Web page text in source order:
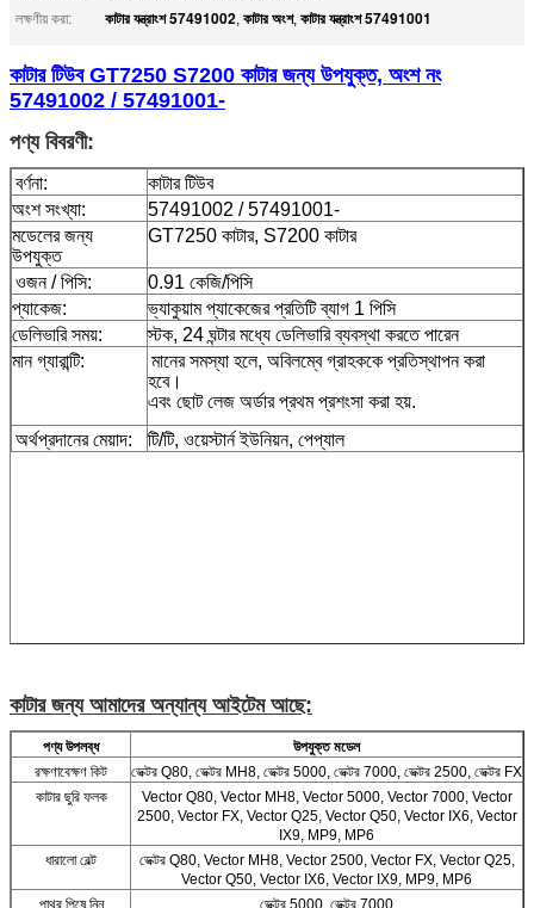
লক্ষণীয় করা:
কাটার যন্ত্রাংশ 57491002, কাটার অংশ, কাটার যন্ত্রাংশ 57491001
কাটার টিউব GT7250 S7200 কাটার জন্য উপযুক্ত, অংশ নং
57491002 / 57491001-
পণ্য বিবরণী:
বর্ণনা:
কাটার টিউব
অংশ সংখ্যা:
57491002 / 57491001-
মডেলের জন্য
উপযুক্ত
GT7250 কাটার, S7200 কাটার
ওজন / পিসি:
0.91 কেজি/পিসি
প্যাকেজ:
ভ্যাকুয়াম প্যাকেজের প্রতিটি ব্যাগ 1 পিসি
ডেলিভারি সময়:
স্টক, 24 ঘন্টার মধ্যে ডেলিভারি ব্যবস্থা করতে পারেন
মান গ্যারান্টি:
মানের সমস্যা হলে, অবিলম্বে গ্রাহককে প্রতিস্থাপন করা
হবে।
এবং ছোট লেজ অর্ডার প্রথম প্রশংসা করা হয়.
অর্থপ্রদানের মেয়াদ:
টি/টি, ওয়েস্টার্ন ইউনিয়ন, পেপ্যাল
কাটার জন্য আমাদের অন্যান্য আইটেম আছে:
পণ্য উপলব্ধ
উপযুক্ত মডেল
রক্ষণাবেক্ষণ কিট
ভেক্টর Q80, ভেক্টর MH8, ভেক্টর 5000, ভেক্টর 7000, ভেক্টর 2500, ভেক্টর FX
কাটার ছুরি ফলক
Vector Q80, Vector MH8, Vector 5000, Vector 7000, Vector
2500, Vector FX, Vector Q25, Vector Q50, Vector IX6, Vector
IX9, MP9, MP6
ধারালো বেল্ট
ভেক্টর Q80, Vector MH8, Vector 2500, Vector FX, Vector Q25,
Vector Q50, Vector IX6, Vector IX9, MP9, MP6
পাথর পিষে নিন
ভেক্টর 5000, ভেক্টর 7000